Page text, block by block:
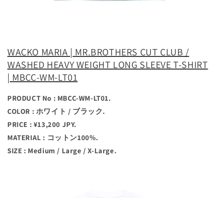
WACKO MARIA | MR.BROTHERS CUT CLUB /
WASHED HEAVY WEIGHT LONG SLEEVE T-SHIRT
| MBCC-WM-LT01
PRODUCT No : MBCC-WM-LT01.
COLOR : ホワイト / ブラック.
PRICE : ¥13,200 JPY.
MATERIAL : コットン100%.
SIZE : Medium / Large / X-Large.